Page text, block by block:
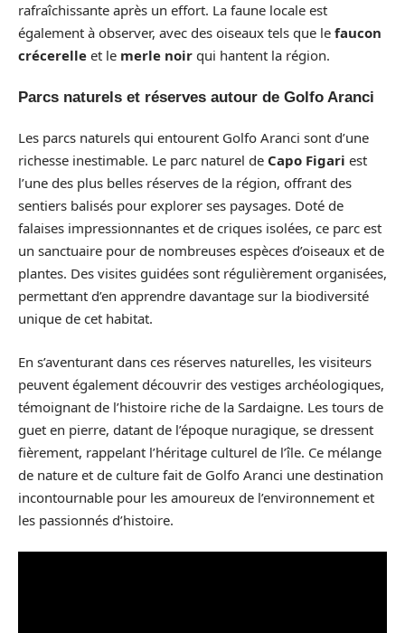
rafraîchissante après un effort. La faune locale est
également à observer, avec des oiseaux tels que le faucon
crécerelle et le merle noir qui hantent la région.
Parcs naturels et réserves autour de Golfo Aranci
Les parcs naturels qui entourent Golfo Aranci sont d’une
richesse inestimable. Le parc naturel de Capo Figari est
l’une des plus belles réserves de la région, offrant des
sentiers balisés pour explorer ses paysages. Doté de
falaises impressionnantes et de criques isolées, ce parc est
un sanctuaire pour de nombreuses espèces d’oiseaux et de
plantes. Des visites guidées sont régulièrement organisées,
permettant d’en apprendre davantage sur la biodiversité
unique de cet habitat.
En s’aventurant dans ces réserves naturelles, les visiteurs
peuvent également découvrir des vestiges archéologiques,
témoignant de l’histoire riche de la Sardaigne. Les tours de
guet en pierre, datant de l’époque nuragique, se dressent
fièrement, rappelant l’héritage culturel de l’île. Ce mélange
de nature et de culture fait de Golfo Aranci une destination
incontournable pour les amoureux de l’environnement et
les passionnés d’histoire.